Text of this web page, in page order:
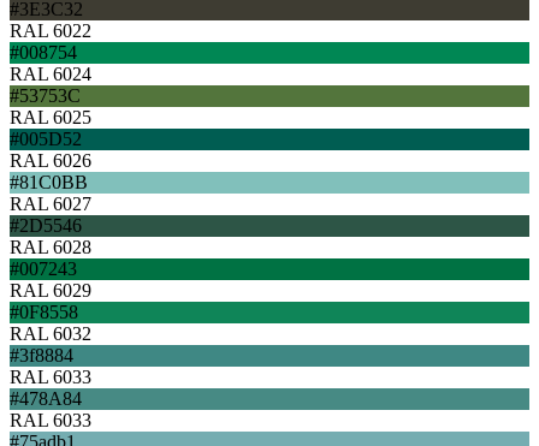
#3E3C32
RAL 6022
#008754
RAL 6024
#53753C
RAL 6025
#005D52
RAL 6026
#81C0BB
RAL 6027
#2D5546
RAL 6028
#007243
RAL 6029
#0F8558
RAL 6032
#3f8884
RAL 6033
#478A84
RAL 6033
#75adb1